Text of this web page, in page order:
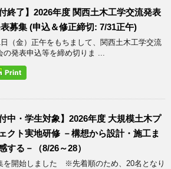
付終了】2026年度 関西土木工学交流発表
募集 (申込＆修正締切: 7/31正午)
（金）正午をもちまして、関西土木工学交流
の発表申込等を締め切りま ...
付中・学生対象】2026年度 大規模土木プ
クト実地研修 －構想から設計・施工ま
する－（8/26～28）
を開始しました ※先着順のため、20名となり